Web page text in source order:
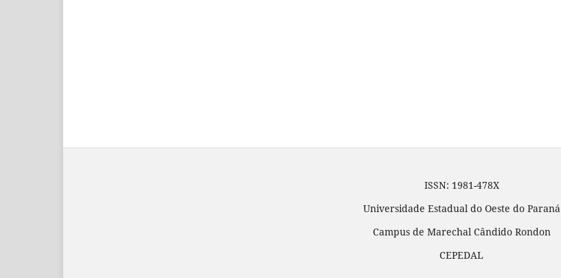
ISSN: 1981-478X
Universidade Estadual do Oeste do Paraná
Campus de Marechal Cândido Rondon
CEPEDAL